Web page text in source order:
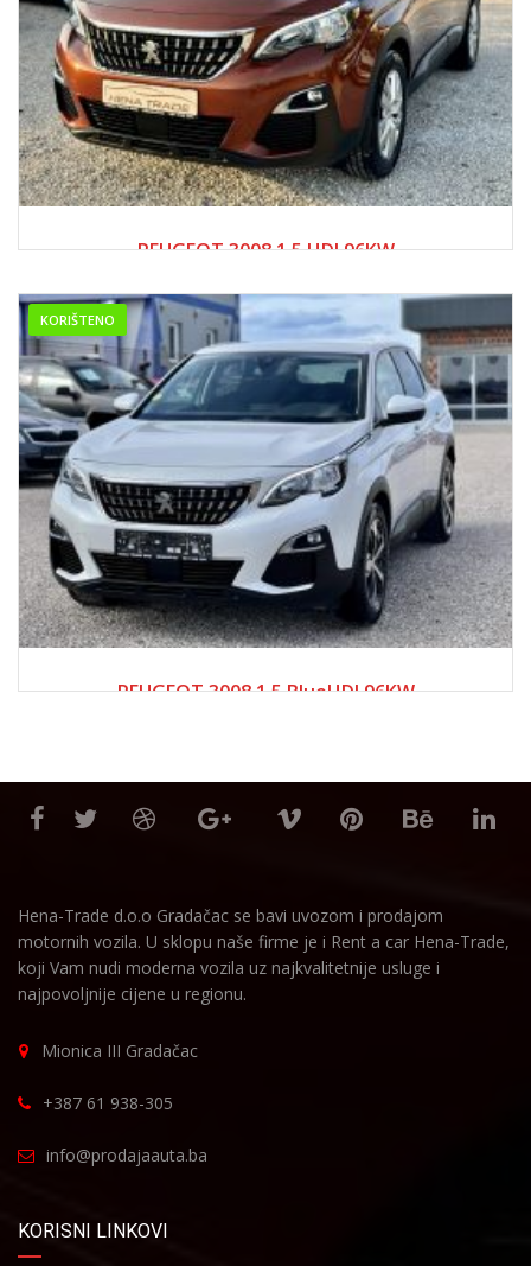
PEUGEOT 3008 1.5 HDI 96KW
32,750.00 KM
KORIŠTENO
PEUGEOT 3008 1.5 BlueHDI 96KW
Hena-Trade d.o.o Gradačac se bavi uvozom i prodajom
motornih vozila. U sklopu naše firme je i Rent a car Hena-Trade,
koji Vam nudi moderna vozila uz najkvalitetnije usluge i
najpovoljnije cijene u regionu.
Mionica III Gradačac
+387 61 938-305
info@prodajaauta.ba
KORISNI LINKOVI